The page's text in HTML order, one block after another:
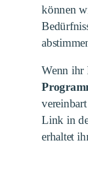
können
Wenn ihr
Link in
erhaltet